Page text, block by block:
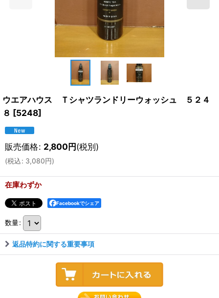
ウエアハウス Ｔシャツランドリーウォッシュ ５２４
８ [5248]
販売価格: 2,800円(税別)
(税込: 3,080円)
在庫わずか
Facebookでシェア
数量:
返品特約に関する重要事項